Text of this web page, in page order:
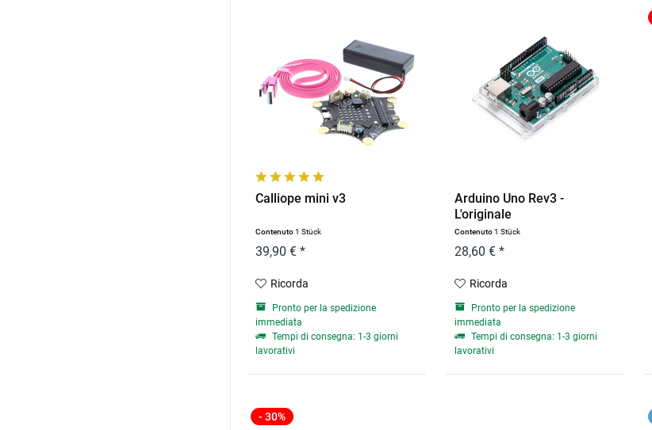
Calliope mini v3
Contenuto1 Stück
39,90 € *
Ricorda
Pronto per la spedizione
immediata
Tempi di consegna: 1-3 giorni
lavorativi
Arduino Uno Rev3 -
L'originale
Contenuto1 Stück
28,60 € *
Ricorda
Pronto per la spedizione
immediata
Tempi di consegna: 1-3 giorni
lavorativi
- 30%